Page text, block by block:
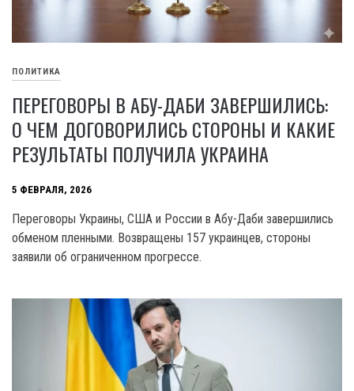
ПОЛИТИКА
ПЕРЕГОВОРЫ В АБУ-ДАБИ ЗАВЕРШИЛИСЬ:
О ЧЕМ ДОГОВОРИЛИСЬ СТОРОНЫ И КАКИЕ
РЕЗУЛЬТАТЫ ПОЛУЧИЛА УКРАИНА
5 ФЕВРАЛЯ, 2026
Переговоры Украины, США и России в Абу-Даби завершились
обменом пленными. Возвращены 157 украинцев, стороны
заявили об ограниченном прогрессе.